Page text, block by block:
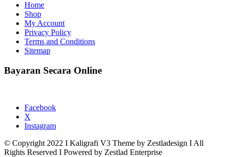
Home
Shop
My Account
Privacy Policy
Terms and Conditions
Sitemap
Bayaran Secara Online
Facebook
X
Instagram
© Copyright 2022 I Kaligrafi V3 Theme by Zestladesign I All
Rights Reserved I Powered by Zestlad Enterprise